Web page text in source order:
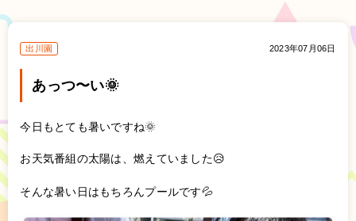
出川園 2023年07月06日
あっつ〜い🌞
今日もとても暑いですね🌞
お天気番組の太陽は、燃えていました😥
そんな暑い日はもちろんプールです💦